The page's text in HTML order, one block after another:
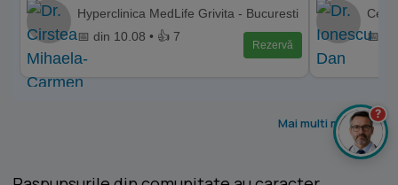
Hyperclinica MedLife Grivita - Bucuresti
📅 din 10.08 • 👍 7
Rezervă
📅
Mai multi medici >
?